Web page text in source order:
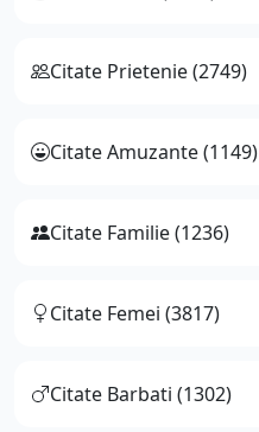
Citate Prietenie (2749)
Citate Amuzante (1149)
Citate Familie (1236)
Citate Femei (3817)
Citate Barbati (1302)